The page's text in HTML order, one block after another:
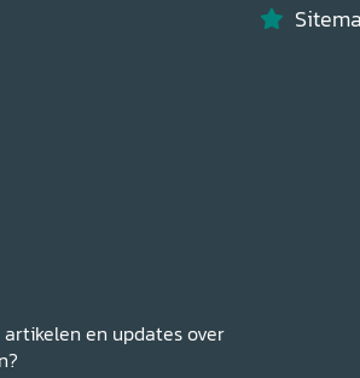
en updates over